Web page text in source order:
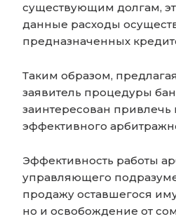
существующим долгам,
данные расходы
предназначенных
Таким образом,
заявитель процедуры
заинтересован привлечь
эффективного
Эффективность работы
управляющего
продажу оставшегося
но и освобождение от